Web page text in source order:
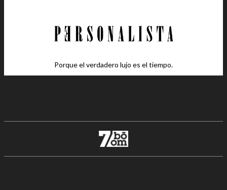
Porque el verdadero lujo es el tiempo.